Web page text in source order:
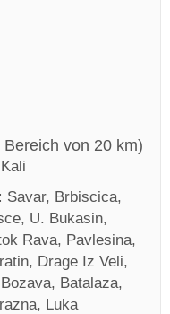
von 20 km)
Savar, Brbiscica,
U. Bukasin,
Rava, Pavlesina,
Drage Iz Veli,
Batalaza,
Luka